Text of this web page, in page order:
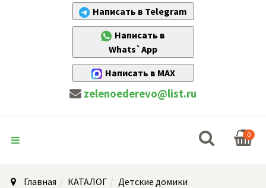
Написать в Telegram
Написать в
Whats`App
Написать в MAX
zelenoederevo@list.ru
0
Главная КАТАЛОГ
Детские домики